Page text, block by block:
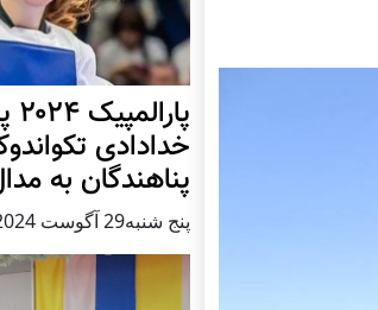
خدادادی
پناهندگان به
پنج شنبه29 آگوست 2024